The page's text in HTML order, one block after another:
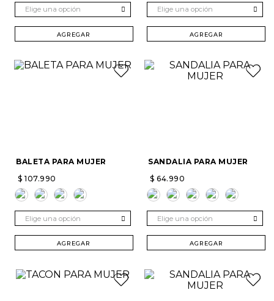
Elige una opción
AGREGAR
Elige una opción
AGREGAR
BALETA PARA MUJER
$ 107.990
Elige una opción
AGREGAR
SANDALIA PARA MUJER
$ 64.990
Elige una opción
AGREGAR